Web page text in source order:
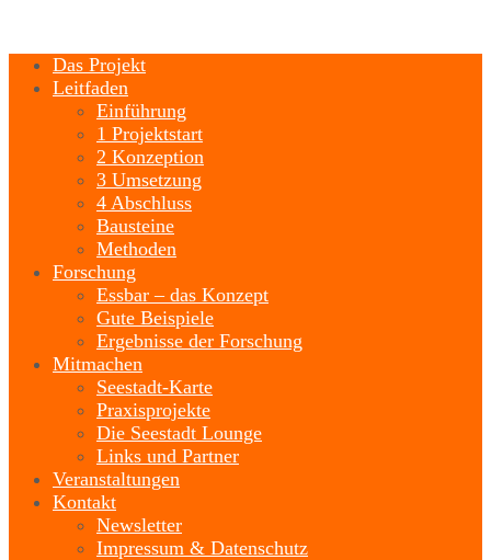
Das Projekt
Leitfaden
Einführung
1 Projektstart
2 Konzeption
3 Umsetzung
4 Abschluss
Bausteine
Methoden
Forschung
Essbar – das Konzept
Gute Beispiele
Ergebnisse der Forschung
Mitmachen
Seestadt-Karte
Praxisprojekte
Die Seestadt Lounge
Links und Partner
Veranstaltungen
Kontakt
Newsletter
Impressum & Datenschutz